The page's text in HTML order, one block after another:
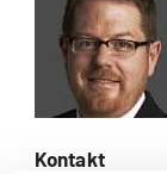
Kontakt